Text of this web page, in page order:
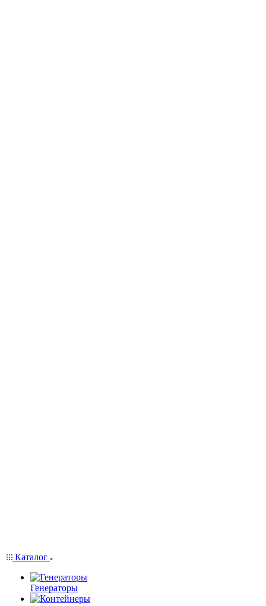
Каталог
Генераторы